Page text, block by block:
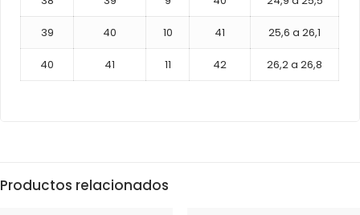
39 40 10 41 25,6 a 26,1
40 41 11 42 26,2 a 26,8
Productos relacionados